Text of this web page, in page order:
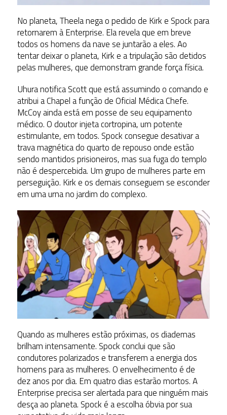
No planeta, Theela nega o pedido de Kirk e Spock para
retornarem à Enterprise. Ela revela que em breve
todos os homens da nave se juntarão a eles. Ao
tentar deixar o planeta, Kirk e a tripulação são detidos
pelas mulheres, que demonstram grande força física.
Uhura notifica Scott que está assumindo o comando e
atribui a Chapel a função de Oficial Médica Chefe.
McCoy ainda está em posse de seu equipamento
médico. O doutor injeta cortropina, um potente
estimulante, em todos. Spock consegue desativar a
trava magnética do quarto de repouso onde estão
sendo mantidos prisioneiros, mas sua fuga do templo
não é despercebida. Um grupo de mulheres parte em
perseguição. Kirk e os demais conseguem se esconder
em uma urna no jardim do complexo.
Quando as mulheres estão próximas, os diademas
brilham intensamente. Spock conclui que são
condutores polarizados e transferem a energia dos
homens para as mulheres. O envelhecimento é de
dez anos por dia. Em quatro dias estarão mortos. A
Enterprise precisa ser alertada para que ninguém mais
desça ao planeta. Spock é a escolha óbvia por sua